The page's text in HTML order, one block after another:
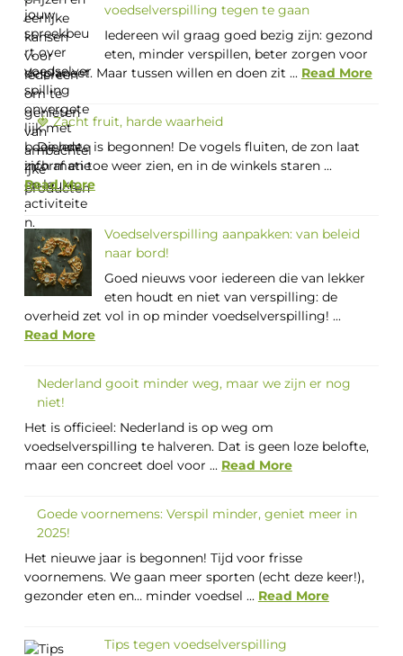
voedselverspilling tegen te gaan
Iedereen wil graag goed bezig zijn: gezond
eten, minder verspillen, beter zorgen voor
de planeet. Maar tussen willen en doen zit ... Read More
🍓 Zacht fruit, harde waarheid
De lente is begonnen! De vogels fluiten, de zon laat
zich af en toe weer zien, en in de winkels staren ...
Read More
Voedselverspilling aanpakken: van beleid
naar bord!
Goed nieuws voor iedereen die van lekker
eten houdt en niet van verspilling: de
overheid zet vol in op minder voedselverspilling! ...
Read More
Nederland gooit minder weg, maar we zijn er nog
niet!
Het is officieel: Nederland is op weg om
voedselverspilling te halveren. Dat is geen loze belofte,
maar een concreet doel voor ... Read More
Goede voornemens: Verspil minder, geniet meer in
2025!
Het nieuwe jaar is begonnen! Tijd voor frisse
voornemens. We gaan meer sporten (echt deze keer!),
gezonder eten en… minder voedsel ... Read More
Tips tegen voedselverspilling